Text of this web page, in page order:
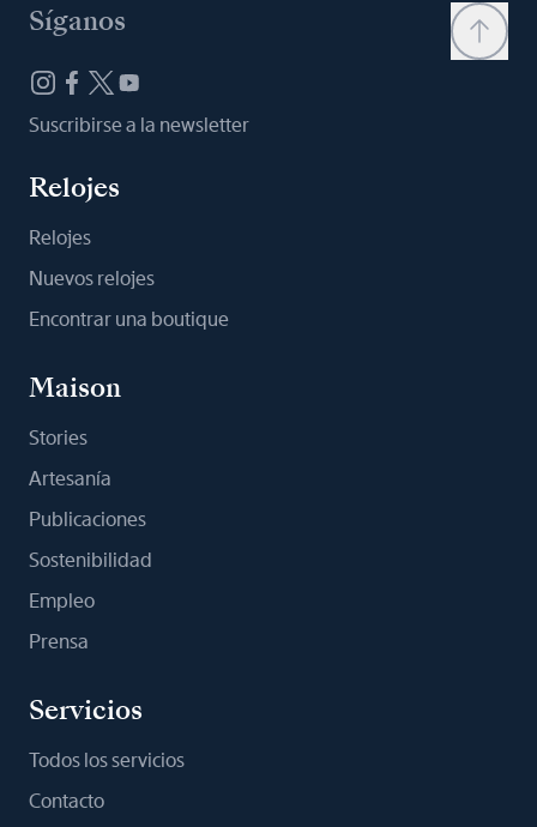
Síganos
Suscribirse a la newsletter
Relojes
Relojes
Nuevos relojes
Encontrar una boutique
Maison
Stories
Artesanía
Publicaciones
Sostenibilidad
Empleo
Prensa
Servicios
Todos los servicios
Contacto